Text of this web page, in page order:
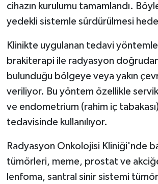
cihazın kurulumu tamamlandı.
yedekli sistemle sürdürülmesi
Klinikte uygulanan tedavi
brakiterapi ile radyasyon
bulunduğu bölgeye veya yakın
veriliyor. Bu yöntem özellikle
ve endometrium (rahim iç
tedavisinde kullanılıyor.
Radyasyon Onkolojisi Kliniği'nde
tümörleri, meme, prostat ve
lenfoma, santral sinir sistemi